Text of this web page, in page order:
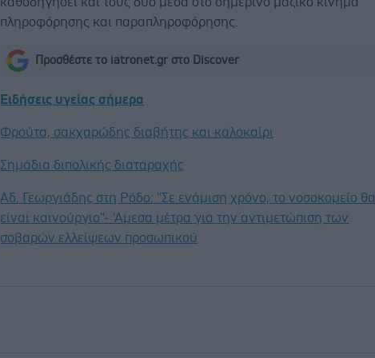
πληροφόρησης και παραπληροφόρησης.
Προσθέστε το iatronet.gr στο Discover
Ειδήσεις υγείας σήμερα
Φρούτα, σακχαρώδης διαβήτης και καλοκαίρι
Σημάδια διπολικής διαταραχής
Αδ. Γεωργιάδης στη Ρόδο: ''Σε ενάμιση χρόνο, το νοσοκομείο θα
είναι καινούργιο''- 'Αμεσα μέτρα για την αντιμετώπιση των
σοβαρών ελλείψεων προσωπικού